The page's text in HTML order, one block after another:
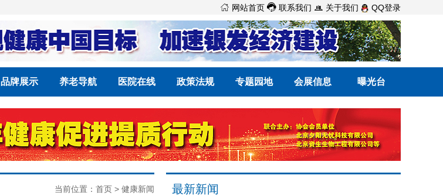
 网站首页  联系我们  关于我们 QQ登录
品牌展示 养老导航 医院在线 政策法规 专题园地 会展信息 曝光台
当前位置： 首页 > 健康新闻 最新新闻